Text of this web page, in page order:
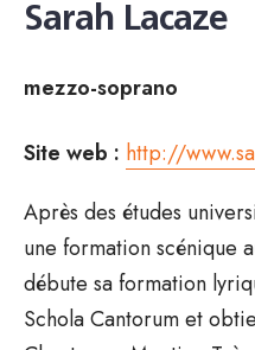
Sarah Lacaze
mezzo-soprano
Site web : http://
Après des études
une formation scénique
débute sa formation
Schola Cantorum et